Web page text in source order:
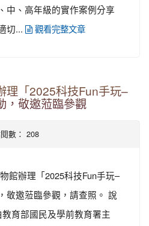
中、高年級的實作案例分享
切...
觀看完整文章
理「2025科技Fun手玩–
，敬邀蒞臨參觀
數： 208
館辦理「2025科技Fun手玩–
敬邀蒞臨參觀，請查照。 說
育部國民及學前教育署主